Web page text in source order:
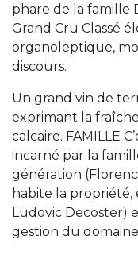
phare de la famille
Grand Cru Classé
organoleptique,
discours.
Un grand vin de
exprimant la
calcaire. FAMILLE
incarné par la
génération
habite la
Ludovic Decoster)
gestion du